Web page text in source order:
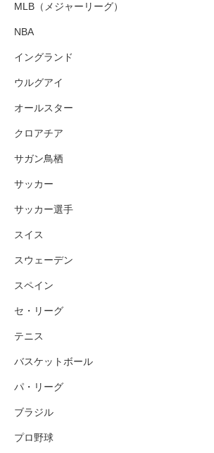
MLB（メジャーリーグ）
NBA
イングランド
ウルグアイ
オールスター
クロアチア
サガン鳥栖
サッカー
サッカー選手
スイス
スウェーデン
スペイン
セ・リーグ
テニス
バスケットボール
パ・リーグ
ブラジル
プロ野球